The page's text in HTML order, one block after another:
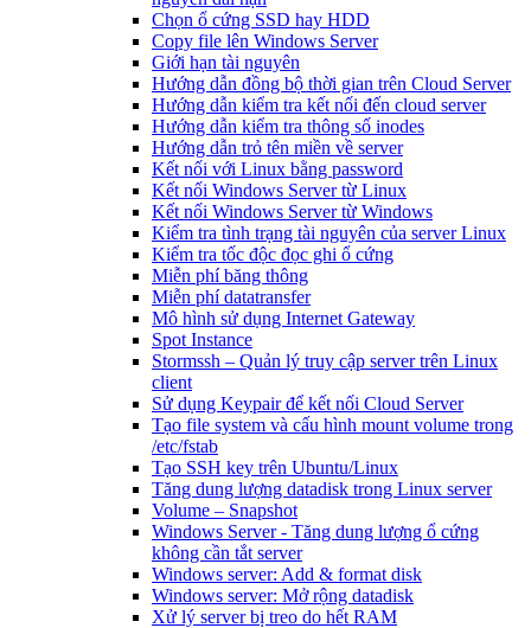
Chọn ổ cứng SSD hay HDD
Copy file lên Windows Server
Giới hạn tài nguyên
Hướng dẫn đồng bộ thời gian trên Cloud Server
Hướng dẫn kiểm tra kết nối đến cloud server
Hướng dẫn kiểm tra thông số inodes
Hướng dẫn trỏ tên miền về server
Kết nối với Linux bằng password
Kết nối Windows Server từ Linux
Kết nối Windows Server từ Windows
Kiểm tra tình trạng tài nguyên của server Linux
Kiểm tra tốc độc đọc ghi ổ cứng
Miễn phí băng thông
Miễn phí datatransfer
Mô hình sử dụng Internet Gateway
Spot Instance
Stormssh – Quản lý truy cập server trên Linux
client
Sử dụng Keypair để kết nối Cloud Server
Tạo file system và cấu hình mount volume trong
/etc/fstab
Tạo SSH key trên Ubuntu/Linux
Tăng dung lượng datadisk trong Linux server
Volume – Snapshot
Windows Server - Tăng dung lượng ổ cứng
không cần tắt server
Windows server: Add & format disk
Windows server: Mở rộng datadisk
Xử lý server bị treo do hết RAM